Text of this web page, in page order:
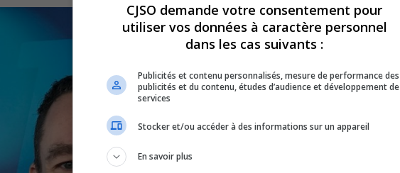
CJSO demande votre consentement pour
utiliser vos données à caractère personnel
dans les cas suivants :
Publicités et contenu personnalisés, mesure de performance des
publicités et du contenu, études d’audience et développement de
services
Stocker et/ou accéder à des informations sur un appareil
En savoir plus